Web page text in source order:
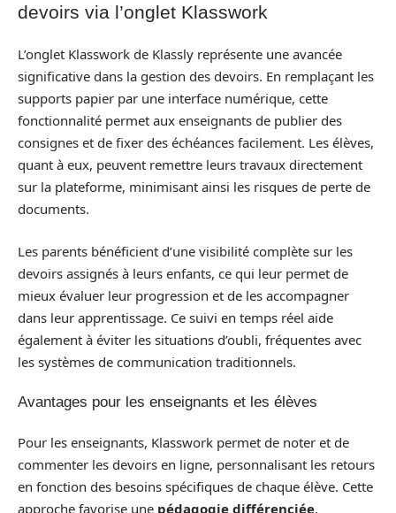
devoirs via l’onglet Klasswork
L’onglet Klasswork de Klassly représente une avancée
significative dans la gestion des devoirs. En remplaçant les
supports papier par une interface numérique, cette
fonctionnalité permet aux enseignants de publier des
consignes et de fixer des échéances facilement. Les élèves,
quant à eux, peuvent remettre leurs travaux directement
sur la plateforme, minimisant ainsi les risques de perte de
documents.
Les parents bénéficient d’une visibilité complète sur les
devoirs assignés à leurs enfants, ce qui leur permet de
mieux évaluer leur progression et de les accompagner
dans leur apprentissage. Ce suivi en temps réel aide
également à éviter les situations d’oubli, fréquentes avec
les systèmes de communication traditionnels.
Avantages pour les enseignants et les élèves
Pour les enseignants, Klasswork permet de noter et de
commenter les devoirs en ligne, personnalisant les retours
en fonction des besoins spécifiques de chaque élève. Cette
approche favorise une pédagogie différenciée,